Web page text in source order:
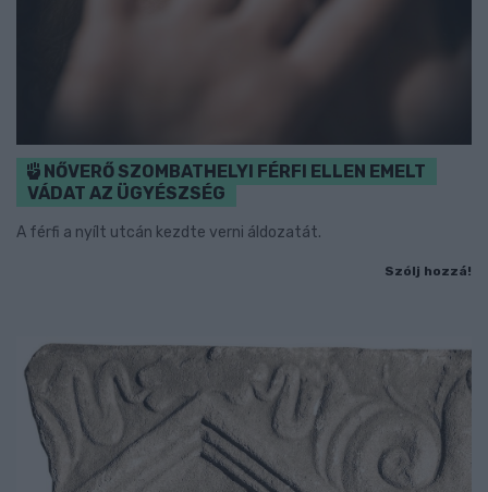
NŐVERŐ SZOMBATHELYI FÉRFI ELLEN EMELT
VÁDAT AZ ÜGYÉSZSÉG
A férfi a nyílt utcán kezdte verni áldozatát.
Szólj hozzá!